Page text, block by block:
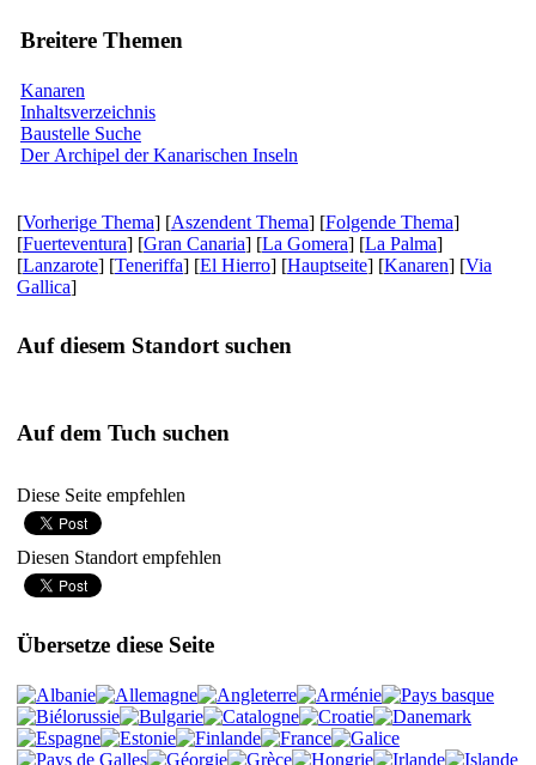
Breitere Themen
Kanaren
Inhaltsverzeichnis
Baustelle Suche
Der Archipel der Kanarischen Inseln
[Vorherige Thema] [Aszendent Thema] [Folgende Thema]
[Fuerteventura] [Gran Canaria] [La Gomera] [La Palma]
[Lanzarote] [Teneriffa] [El Hierro] [Hauptseite] [Kanaren] [Via
Gallica]
Auf diesem Standort suchen
Auf dem Tuch suchen
Diese Seite empfehlen
Diesen Standort empfehlen
Übersetze diese Seite